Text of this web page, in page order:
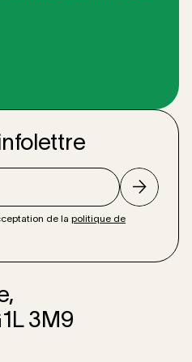
de la politique de
3M9